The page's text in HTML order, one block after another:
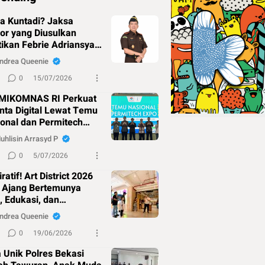
Kuntadi? Jaksa
yang Diusulkan
Febrie Adriansyah
Jampidsus
Queenie
0 15/07/2026
RI Perkuat
Digital Lewat Temu
dan Permitech
2026Arrasyd P
0 5/07/2026
Art District 2026
Bertemunya
Edukasi, dan
di Cikarang
Queenie
0 19/06/2026
Unik Polres Bekasi